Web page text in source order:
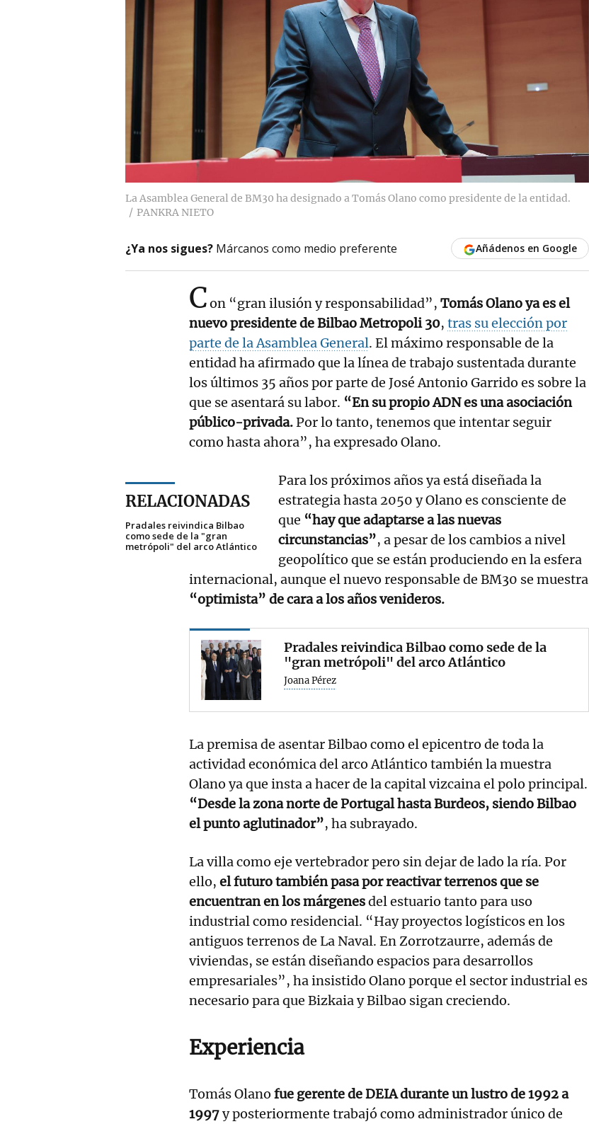
La Asamblea General de BM30 ha designado a Tomás Olano como presidente de la entidad.
PANKRA NIETO
¿Ya nos sigues? Márcanos como medio preferente Añádenos en Google
Con “gran ilusión y responsabilidad”, Tomás Olano ya es el
nuevo presidente de Bilbao Metropoli 30, tras su elección por
parte de la Asamblea General. El máximo responsable de la
entidad ha afirmado que la línea de trabajo sustentada durante
los últimos 35 años por parte de José Antonio Garrido es sobre la
que se asentará su labor. “En su propio ADN es una asociación
público-privada.Por lo tanto, tenemos que intentar seguir
como hasta ahora”, ha expresado Olano.
RELACIONADAS
Pradales reivindica Bilbao
como sede de la "gran
metrópoli" del arco Atlántico
Para los próximos años ya está diseñada la
estrategia hasta 2050 y Olano es consciente de
que “hay que adaptarse a las nuevas
circunstancias”, a pesar de los cambios a nivel
geopolítico que se están produciendo en la esfera
internacional, aunque el nuevo responsable de BM30 se muestra
“optimista” de cara a los años venideros.
Pradales reivindica Bilbao como sede de la
"gran metrópoli" del arco Atlántico
Joana Pérez
La premisa de asentar Bilbao como el epicentro de toda la
actividad económica del arco Atlántico también la muestra
Olano ya que insta a hacer de la capital vizcaina el polo principal.
“Desde la zona norte de Portugal hasta Burdeos, siendo Bilbao
el punto aglutinador”, ha subrayado.
La villa como eje vertebrador pero sin dejar de lado la ría. Por
ello, el futuro también pasa por reactivar terrenos que se
encuentran en los márgenesdel estuario tanto para uso
industrial como residencial. “Hay proyectos logísticos en los
antiguos terrenos de La Naval. En Zorrotzaurre, además de
viviendas, se están diseñando espacios para desarrollos
empresariales”, ha insistido Olano porque el sector industrial es
necesario para que Bizkaia y Bilbao sigan creciendo.
Experiencia
Tomás Olano fue gerente de DEIA durante un lustro de 1992 a
1997y posteriormente trabajó como administrador único de